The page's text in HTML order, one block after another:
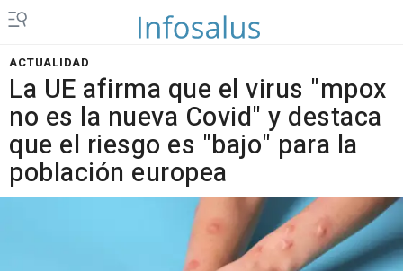
ACTUALIDAD
La UE afirma que el virus "mpox
no es la nueva Covid" y destaca
que el riesgo es "bajo" para la
población europea